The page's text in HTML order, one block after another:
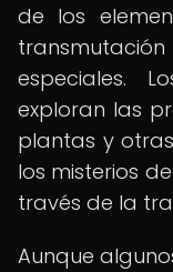
de los
especiales.
exploran las
plantas y
los misterios
través de la
Aunque